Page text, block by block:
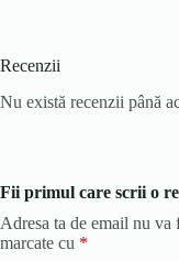
Recenzii
Nu există recenzii până
Fii primul care scrii o
Adresa ta de email nu va
marcate cu *